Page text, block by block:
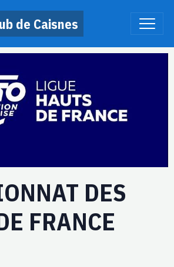
de Caisnes
DES
FRANCE